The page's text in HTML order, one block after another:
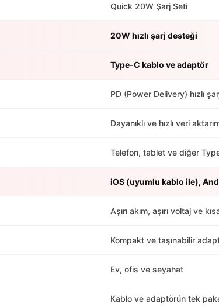
Quick 20W Şarj Seti
20W hızlı şarj desteği
Type-C kablo ve adaptör
PD (Power Delivery) hızlı
Dayanıklı ve hızlı veri
Telefon, tablet ve diğer
iOS (uyumlu kablo ile),
Aşırı akım, aşırı voltaj ve
Kompakt ve taşınabilir
Ev, ofis ve seyahat
Kablo ve adaptörün tek